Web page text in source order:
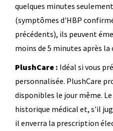
quelques minutes
(symptômes d'HBP
précédents), ils peuvent
moins de 5 minutes après
PlushCare : Idéal si vous
personnalisée. PlushCare
disponibles le jour même.
historique médical et, s'il
il enverra la prescription